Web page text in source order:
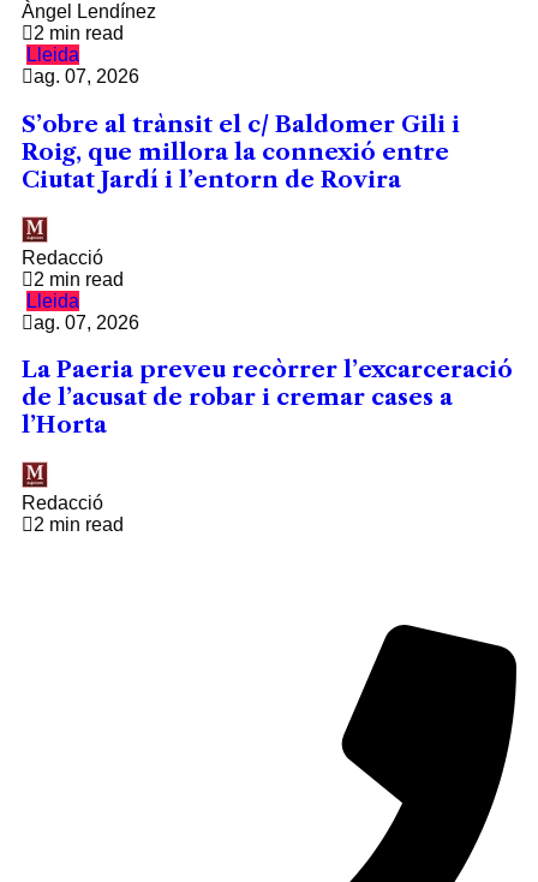
Àngel Lendínez
2 min read
Lleida
ag. 07, 2026
S’obre al trànsit el c/ Baldomer Gili i
Roig, que millora la connexió entre
Ciutat Jardí i l’entorn de Rovira
Redacció
2 min read
Lleida
ag. 07, 2026
La Paeria preveu recòrrer l’excarceració
de l’acusat de robar i cremar cases a
l’Horta
Redacció
2 min read